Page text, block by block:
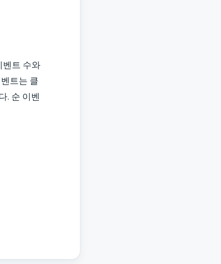
벤트 수와
트는 클
. 순 이벤